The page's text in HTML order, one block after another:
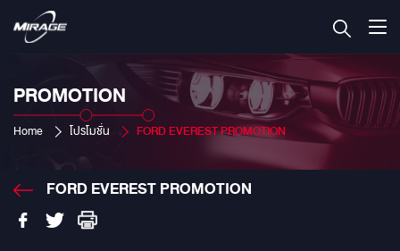
PROMOTION
Home โปรโมชั่น FORD EVEREST PROMOTION
FORD EVEREST PROMOTION